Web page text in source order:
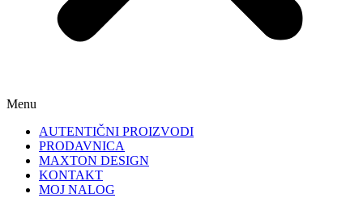
Menu
AUTENTIČNI PROIZVODI
PRODAVNICA
MAXTON DESIGN
KONTAKT
MOJ NALOG